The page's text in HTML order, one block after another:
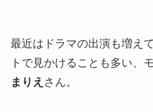
最近はドラマの出演も増え
トで見かけることも多い、
まりえ さん。